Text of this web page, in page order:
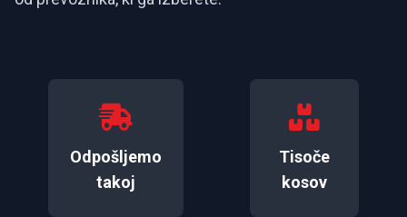
Odpošljemo
takoj
Tisoče
kosov